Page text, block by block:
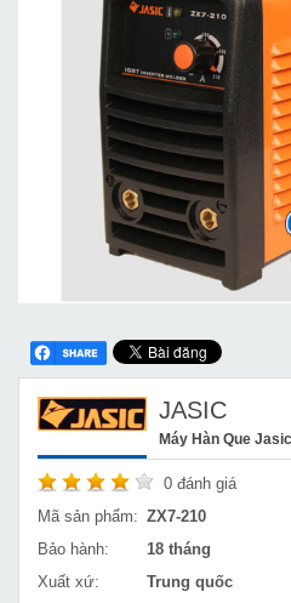
JASIC
Máy Hàn Que
0 đánh giá
Mã sản phẩm: ZX7-210
Bảo hành:
18 tháng
Xuất xứ:
Trung quốc